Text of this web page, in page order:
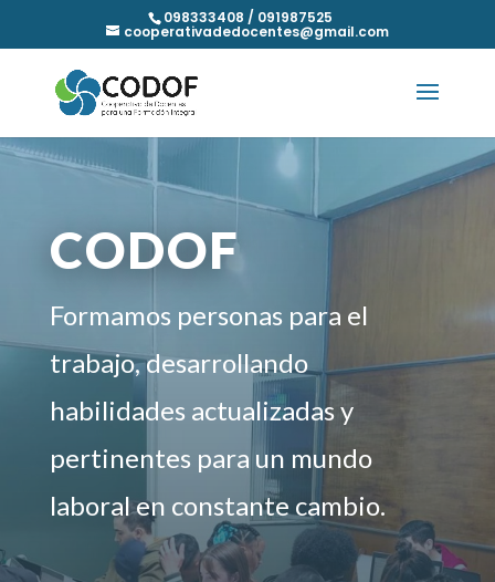
098333408 / 091987525
cooperativadedocentes@gmail.com
CODOF
Formamos personas para el
trabajo, desarrollando
habilidades actualizadas y
pertinentes para un mundo
laboral en constante cambio.